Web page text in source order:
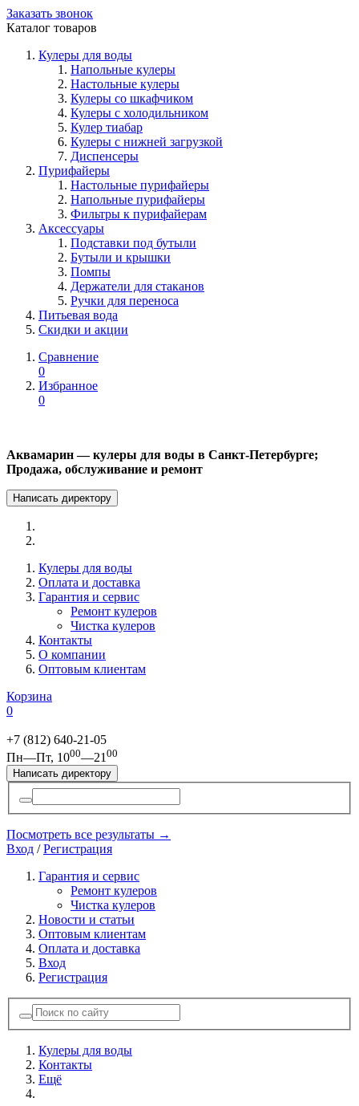
Заказать звонок
Каталог товаров
Кулеры для воды
Напольные кулеры
Настольные кулеры
Кулеры со шкафчиком
Кулеры с холодильником
Кулер тиабар
Кулеры с нижней загрузкой
Диспенсеры
Пурифайеры
Настольные пурифайеры
Напольные пурифайеры
Фильтры к пурифайерам
Аксессуары
Подставки под бутыли
Бутыли и крышки
Помпы
Держатели для стаканов
Ручки для переноса
Питьевая вода
Скидки и акции
Сравнение
0
Избранное
0
Аквамарин — кулеры для воды в Санкт-Петербурге;
Продажа, обслуживание и ремонт
Написать директору
Кулеры для воды
Оплата и доставка
Гарантия и сервис
Ремонт кулеров
Чистка кулеров
Контакты
О компании
Оптовым клиентам
Корзина
0
+7 (812) 640-21-05
Пн—Пт, 1000—21 00
Написать директору
Посмотреть все результаты →
Вход /Регистрация
Гарантия и сервис
Ремонт кулеров
Чистка кулеров
Новости и статьи
Оптовым клиентам
Оплата и доставка
Вход
Регистрация
Кулеры для воды
Контакты
Ещё